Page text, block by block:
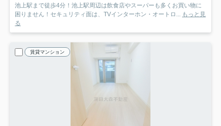
池上駅まで徒歩4分！池上駅周辺は飲食店やスーパーも多くお買い物に
困りません！セキュリティ面は、TVインターホン・オートロ... もっと見
る
賃貸マンション